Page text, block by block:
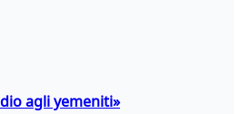
agli yemeniti»